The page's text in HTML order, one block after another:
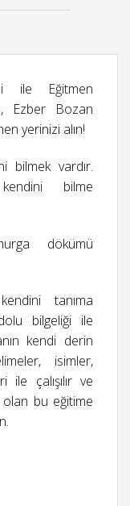
ile Eğitmen
Ezber Bozan
yerinizi alın!
bilmek vardır.
bilme
dökümü
tanıma
bilgeliği ile
kendi derin
isimler,
çalışılır ve
olan bu eğitime